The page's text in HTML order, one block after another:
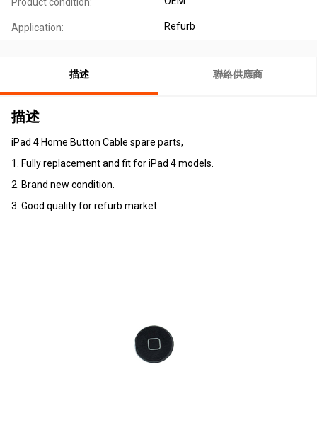
Application: Refurb
描述 聯絡供應商
描述
iPad 4 Home Button Cable spare parts,
1. Fully replacement and fit for iPad 4 models.
2. Brand new condition.
3. Good quality for refurb market.